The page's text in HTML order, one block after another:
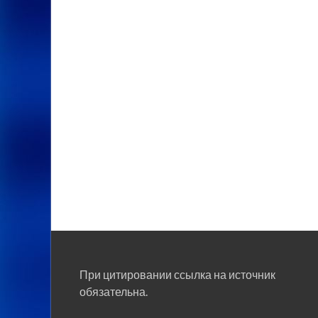
При цитировании ссылка на источник
обязательна.